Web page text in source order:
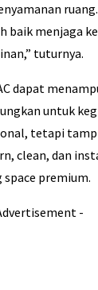
ruang.
baik menjaga
tuturnya.
dapat
untuk
tetapi
clean, dan
premium.
-